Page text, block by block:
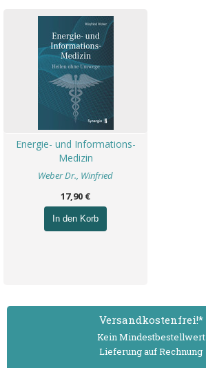
Energie- und Informations-
Medizin
Weber Dr., Winfried
17,90 €
In den Korb
Versand­kostenfrei!*
Kein Mindest­bestell­wert
Lieferung auf Rechnung